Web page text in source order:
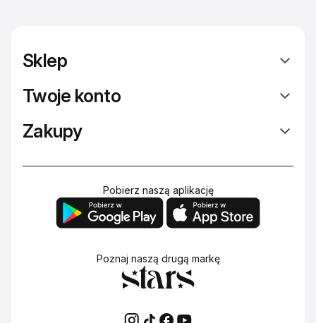
Sklep
Twoje konto
Zakupy
Pobierz naszą aplikację
Poznaj naszą drugą markę